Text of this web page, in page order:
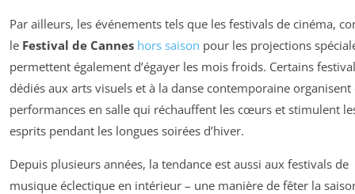
Par ailleurs, les événements tels que les festivals de cinéma,
le Festival de Cannes hors saison pour les projections
permettent également d’égayer les mois froids. Certains
dédiés aux arts visuels et à la danse contemporaine organisent
performances en salle qui réchauffent les cœurs et stimulent
esprits pendant les longues soirées d’hiver.
Depuis plusieurs années, la tendance est aussi aux festivals de
musique éclectique en intérieur – une manière de fêter la